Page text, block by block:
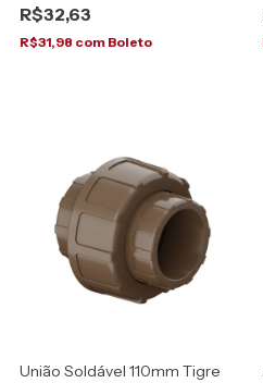
R$32,63
R$31,98 com Boleto
União Soldável 110mm Tigre